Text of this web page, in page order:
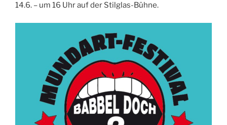
14.6. – um 16 Uhr auf der Stilglas-Bühne.